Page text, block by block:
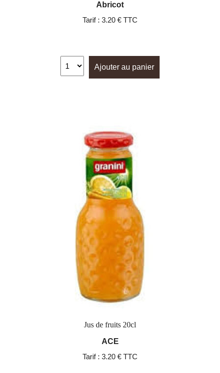
Abricot
Tarif : 3.20 € TTC
Ajouter au panier
Jus de fruits 20cl
ACE
Tarif : 3.20 € TTC